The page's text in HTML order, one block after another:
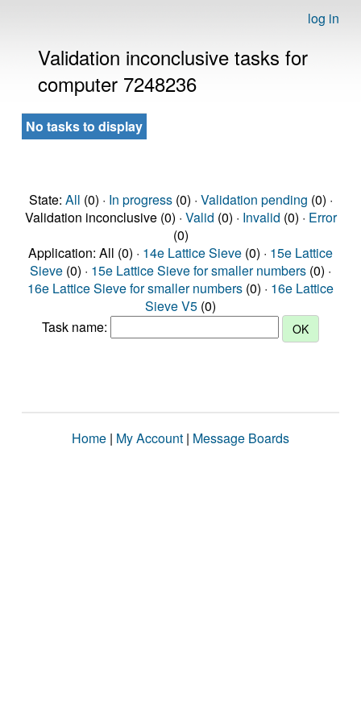
log in
Validation inconclusive tasks for
computer 7248236
No tasks to display
State: All (0) · In progress(0) · Validation pending (0) ·
Validation inconclusive (0) · Valid (0) · Invalid (0) · Error
(0)
Application: All (0) · 14e Lattice Sieve (0) · 15e Lattice
Sieve (0) · 15e Lattice Sieve for smaller numbers (0) ·
16e Lattice Sieve for smaller numbers (0) · 16e Lattice
Sieve V5 (0)
Task name:
Home | My Account | Message Boards